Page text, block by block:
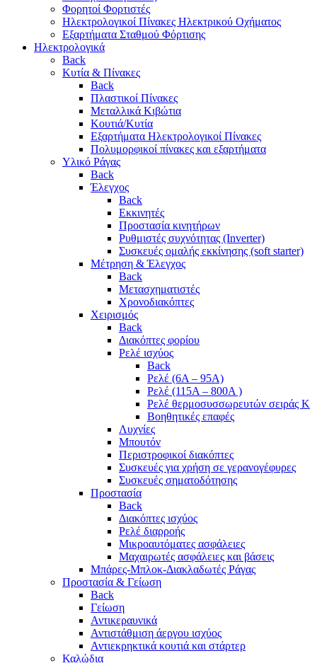
Φορητοί Φορτιστές
Ηλεκτρολογικοί Πίνακες Ηλεκτρικού Οχήματος
Εξαρτήματα Σταθμού Φόρτισης
Ηλεκτρολογικά
Back
Κυτία & Πίνακες
Back
Πλαστικοί Πίνακες
Μεταλλικά Κιβώτια
Κουτιά/Κυτία
Εξαρτήματα Ηλεκτρολογικοί Πίνακες
Πολυμορφικοί πίνακες και εξαρτήματα
Υλικό Ράγας
Back
Έλεγχος
Back
Εκκινητές
Προστασία κινητήρων
Ρυθμιστές συχνότητας (Inverter)
Συσκευές ομαλής εκκίνησης (soft starter)
Μέτρηση & Έλεγχος
Back
Μετασχηματιστές
Χρονοδιακόπτες
Χειρισμός
Back
Διακόπτες φορίου
Ρελέ ισχύος
Back
Ρελέ (6A – 95A)
Ρελέ (115A – 800A )
Ρελέ θερμοσυσσωρευτών σειράς Κ
Βοηθητικές επαφές
Λυχνίες
Μπουτόν
Περιστροφικοί διακόπτες
Συσκευές για χρήση σε γερανογέφυρες
Συσκευές σηματοδότησης
Προστασία
Back
Διακόπτες ισχύος
Ρελέ διαρροής
Μικροαυτόματες ασφάλειες
Μαχαιρωτές ασφάλειες και βάσεις
Μπάρες-Μπλοκ-Διακλαδωτές Ράγας
Προστασία & Γείωση
Back
Γείωση
Αντικεραυνικά
Αντιστάθμιση άεργου ισχύος
Αντιεκρηκτικά κουτιά και στάρτερ
Καλώδια